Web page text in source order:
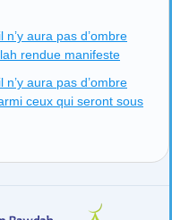
aura pas d’ombre
rendue manifeste
aura pas d’ombre
ceux qui seront sous